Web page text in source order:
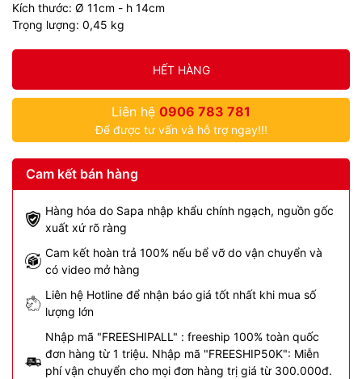
Kích thước: Ø 11cm - h 14cm
Trọng lượng: 0,45 kg
HẾT HÀNG
Liên hệ 0906 783 781
Để được tư vấn và hỗ trợ ngay!!!
Cam kết bán hàng
Hàng hóa do Sapa nhập khẩu chính ngạch, nguồn gốc
xuất xứ rõ ràng
Cam kết hoàn trả 100% nếu bể vỡ do vận chuyển và
có video mở hàng
Liên hệ Hotline để nhận báo giá tốt nhất khi mua số
lượng lớn
Nhập mã "FREESHIPALL" : freeship 100% toàn quốc
đơn hàng từ 1 triệu. Nhập mã "FREESHIP50K": Miễn
phí vận chuyển cho mọi đơn hàng trị giá từ 300.000đ.